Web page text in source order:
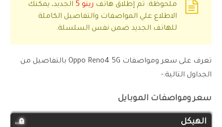
ملحوظة: تم إطلاق هاتف رينو 5
الجديد، يمكنك
الاطلاع علي المواصفات والتفاصيل الكاملة
للهاتف الجديد ضمن نفس السلسلة.
تعرف على سعر ومواصفات Oppo Reno4 5G بالتفاصيل من
الجداول التالية:-
سعر ومواصفات الموبايل
الهيكل